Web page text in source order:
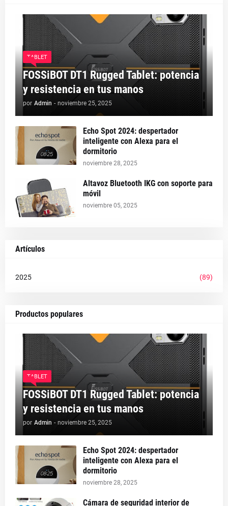
TABLET
FOSSiBOT DT1 Rugged Tablet: potencia
y resistencia en tus manos
por Admin - noviembre 25, 2025
Echo Spot 2024: despertador
inteligente con Alexa para el
dormitorio
noviembre 28, 2025
Altavoz Bluetooth IKG con soporte para
móvil
noviembre 05, 2025
Artículos
2025 (89)
Productos populares
TABLET
FOSSiBOT DT1 Rugged Tablet: potencia
y resistencia en tus manos
por Admin - noviembre 25, 2025
Echo Spot 2024: despertador
inteligente con Alexa para el
dormitorio
noviembre 28, 2025
Cámara de seguridad interior de